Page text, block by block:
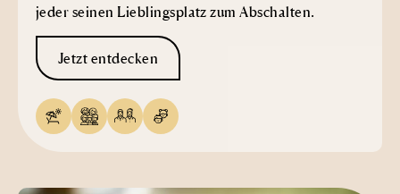
jeder seinen Lieblingsplatz zum Abschalten.
Jetzt entdecken